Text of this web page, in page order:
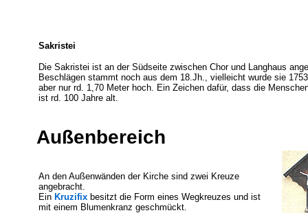
Sakristei
Die Sakristei ist an der Südseite zwischen Chor und Langhaus
Beschlägen stammt noch aus dem 18.Jh., vielleicht wurde sie
aber nur rd. 1,70 Meter hoch. Ein Zeichen dafür, dass die
ist rd. 100 Jahre alt.
Außenbereich
An den Außenwänden der Kirche sind zwei Kreuze
angebracht.
Ein Kruzifix besitzt die Form eines Wegkreuzes und ist
mit einem Blumenkranz geschmückt.